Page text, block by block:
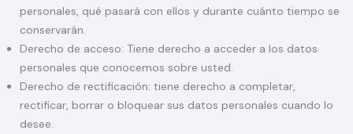
personales, qué pasará con ellos y durante cuánto tiempo se
conservarán.
Derecho de acceso: Tiene derecho a acceder a los datos
personales que conocemos sobre usted.
Derecho de rectificación: tiene derecho a completar,
rectificar, borrar o bloquear sus datos personales cuando lo
desee.